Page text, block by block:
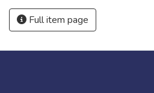
Full item page